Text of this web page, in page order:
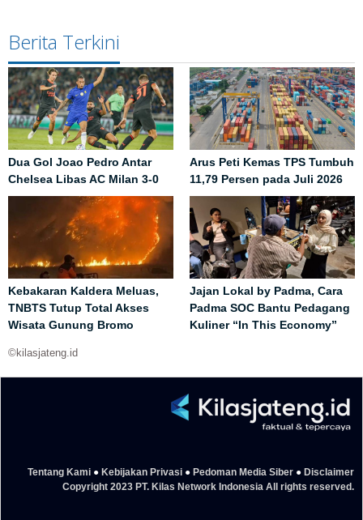
Berita Terkini
Dua Gol Joao Pedro Antar
Chelsea Libas AC Milan 3-0
Arus Peti Kemas TPS Tumbuh
11,79 Persen pada Juli 2026
Kebakaran Kaldera Meluas,
TNBTS Tutup Total Akses
Wisata Gunung Bromo
Jajan Lokal by Padma, Cara
Padma SOC Bantu Pedagang
Kuliner “In This Economy”
©kilasjateng.id
Tentang Kami ● Kebijakan Privasi ● Pedoman Media Siber ● Disclaimer
Copyright 2023 PT. Kilas Network Indonesia All rights reserved.